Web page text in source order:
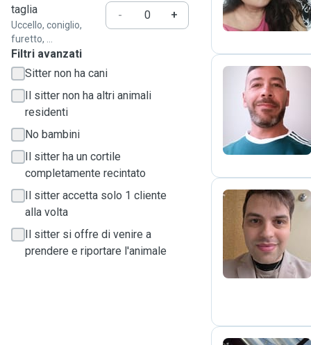
taglia
Uccello, coniglio,
furetto, ...
- +
Filtri avanzati
Sitter non ha cani
Il sitter non ha altri animali
residenti
No bambini
Il sitter ha un cortile
completamente recintato
Il sitter accetta solo 1 cliente
alla volta
Il sitter si offre di venire a
prendere e riportare l'animale
S
M